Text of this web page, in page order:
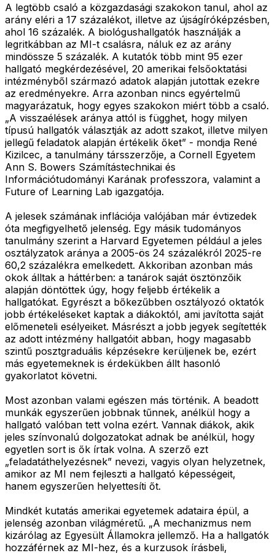
A legtöbb csaló a közgazdasági szakokon tanul, ahol az
arány eléri a 17 százalékot, illetve az újságíróképzésben,
ahol 16 százalék. A biológushallgatók használják a
legritkábban az MI-t csalásra, náluk ez az arány
mindössze 5 százalék. A kutatók több mint 95 ezer
hallgató megkérdezésével, 20 amerikai felsőoktatási
intézményből származó adatok alapján jutottak ezekre
az eredményekre. Arra azonban nincs egyértelmű
magyarázatuk, hogy egyes szakokon miért több a csaló.
„A visszaélések aránya attól is függhet, hogy milyen
típusú hallgatók választják az adott szakot, illetve milyen
jellegű feladatok alapján értékelik őket” - mondja René
Kizilcec, a tanulmány társszerzője, a Cornell Egyetem
Ann S. Bowers Számítástechnikai és
Információtudományi Karának professzora, valamint a
Future of Learning Lab igazgatója.
A jelesek számának inflációja valójában már évtizedek
óta megfigyelhető jelenség. Egy másik tudományos
tanulmány szerint a Harvard Egyetemen például a jeles
osztályzatok aránya a 2005-ös 24 százalékról 2025-re
60,2 százalékra emelkedett. Akkoriban azonban más
okok álltak a háttérben: a tanárok saját ösztönzőik
alapján döntöttek úgy, hogy feljebb értékelik a
hallgatókat. Egyrészt a bőkezűbben osztályozó oktatók
jobb értékeléseket kaptak a diákoktól, ami javította saját
előmeneteli esélyeiket. Másrészt a jobb jegyek segítették
az adott intézmény hallgatóit abban, hogy magasabb
szintű posztgraduális képzésekre kerüljenek be, ezért
más egyetemeknek is érdekükben állt hasonló
gyakorlatot követni.
Most azonban valami egészen más történik. A beadott
munkák egyszerűen jobbnak tűnnek, anélkül hogy a
hallgató valóban tett volna ezért. Vannak diákok, akik
jeles színvonalú dolgozatokat adnak be anélkül, hogy
egyetlen sort is ők írtak volna. A szerző ezt
„feladatáthelyezésnek” nevezi, vagyis olyan helyzetnek,
amikor az MI nem fejleszti a hallgató képességeit,
hanem egyszerűen helyettesíti őt.
Mindkét kutatás amerikai egyetemek adataira épül, a
jelenség azonban világméretű. „A mechanizmus nem
kizárólag az Egyesült Államokra jellemző. Ha a hallgatók
hozzáférnek az MI-hez, és a kurzusok írásbeli,